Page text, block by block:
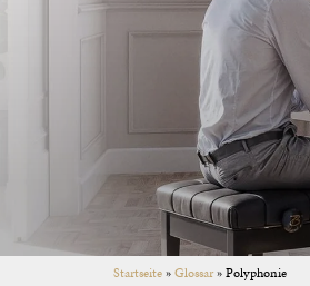
Startseite»Glossar»Polyphonie